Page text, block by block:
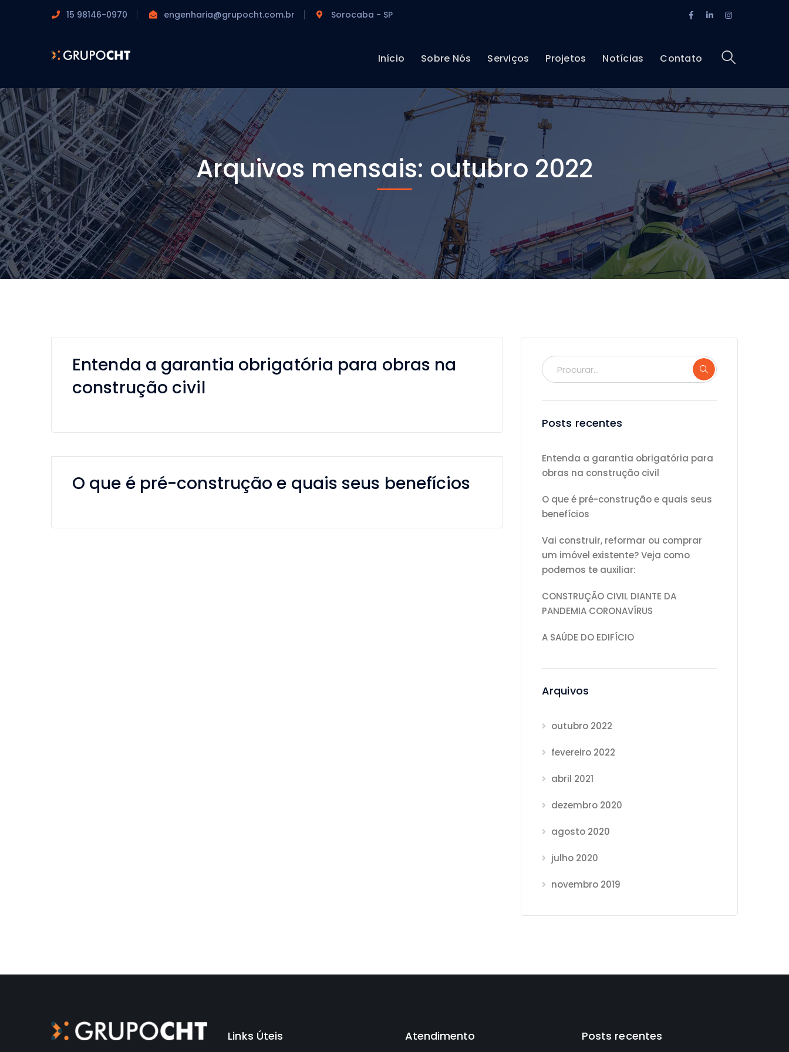
15 98146-0970 engenharia@grupocht.com.br Sorocaba - SP
Facebook
O
Perfil
Instagram
Início Sobre Nós Serviços Projetos Notícias Contato
Arquivos mensais: outubro 2022
Entenda a garantia obrigatória para obras na
construção civil
O que é pré-construção e quais seus benefícios
Posts recentes
Entenda a garantia obrigatória para
obras na construção civil
O que é pré-construção e quais seus
benefícios
Vai construir, reformar ou comprar
um imóvel existente? Veja como
podemos te auxiliar:
CONSTRUÇÃO CIVIL DIANTE DA
PANDEMIA CORONAVÍRUS
A SAÚDE DO EDIFÍCIO
Arquivos
outubro 2022
fevereiro 2022
abril 2021
dezembro 2020
agosto 2020
julho 2020
novembro 2019
Links Úteis Atendimento Posts recentes